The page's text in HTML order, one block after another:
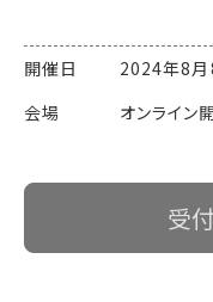
開催日 2024年8月
会場 オンライン
受